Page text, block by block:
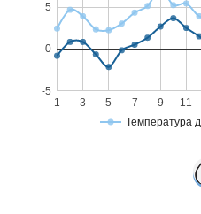
Температура
1 3 5 7 9 11
-5
0
5